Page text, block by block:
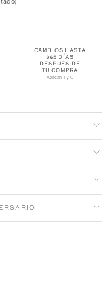
CAMBIOS HASTA
365 DÍAS
DESPUÉS DE
TU COMPRA
Aplican T y C